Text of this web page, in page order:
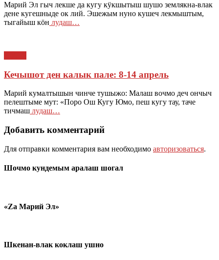
Марий Эл гыч лекше да кугу кӱкшытыш шушо землякна-влак
дене кугешныде ок лий. Эшежым нуно кушеч лекмыштым,
тыгайыш кӧн лудаш…
Кечышот ден калык пале: 8-14 апрель
Марий кумалтышын чинче тушыжо: Малаш вочмо деч ончыч
пелештыме мут: «Поро Ош Кугу Юмо, пеш кугу тау, таче
тичмаш лудаш…
Добавить комментарий
Для отправки комментария вам необходимо авторизоваться.
Шочмо кундемым аралаш шогал
«Zа Марий Эл»
Шкенан-влак коклаш ушно